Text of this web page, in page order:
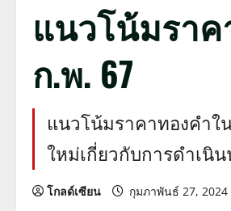
แนวโน้มราค
ก.พ. 67
แนวโน้มราคาทองคำใ
ใหม่เกี่ยวกับการดำเนิ
โกลด์เซียน กุมภาพันธ์ 27, 2024